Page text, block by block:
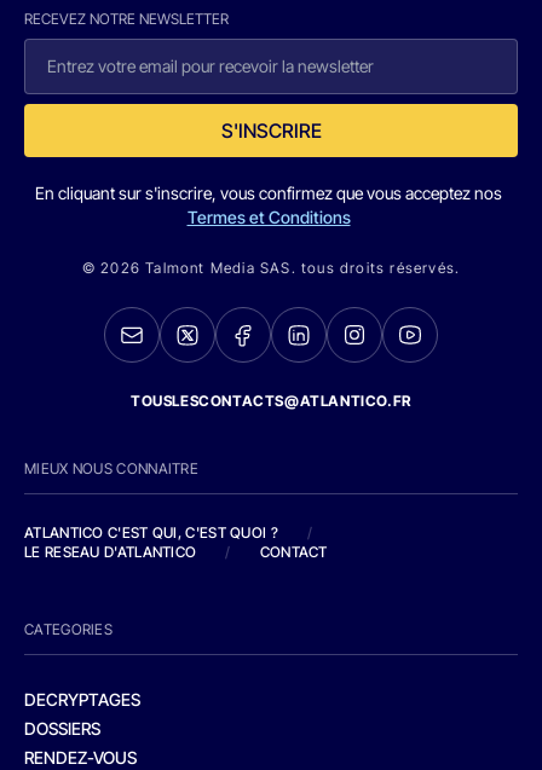
RECEVEZ NOTRE NEWSLETTER
S'INSCRIRE
En cliquant sur s'inscrire, vous confirmez que vous acceptez nos
Termes et Conditions
© 2026 Talmont Media SAS. tous droits réservés.
TOUSLESCONTACTS@ATLANTICO.FR
MIEUX NOUS CONNAITRE
ATLANTICO C'EST QUI, C'EST QUOI ?
/
LE RESEAU D'ATLANTICO
/ CONTACT
CATEGORIES
DECRYPTAGES
DOSSIERS
RENDEZ-VOUS